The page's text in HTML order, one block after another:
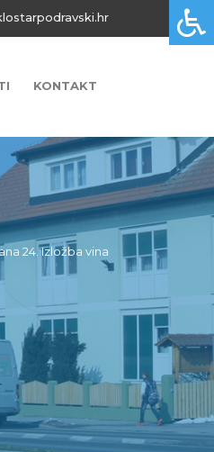
KONTAKT
24. Izložba vina